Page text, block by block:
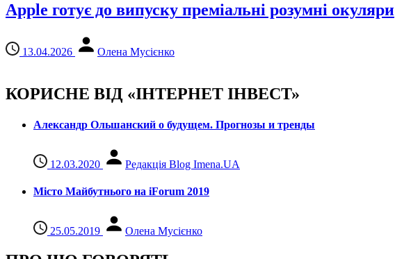
Apple готує до випуску преміальні розумні окуляри
13.04.2026 Олена Мусієнко
КОРИСНЕ ВІД «ІНТЕРНЕТ ІНВЕСТ»
Александр Ольшанский о будущем. Прогнозы и тренды
12.03.2020 Редакція Blog Imena.UA
Місто Майбутнього на iForum 2019
25.05.2019 Олена Мусієнко